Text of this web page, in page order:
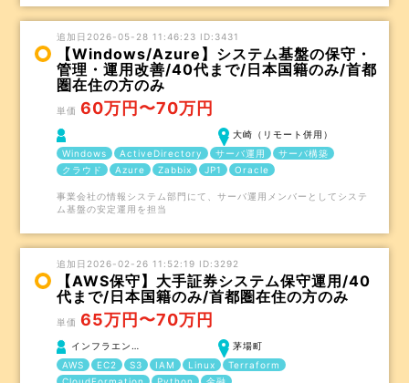
追加日2026-05-28 11:46:23 ID:3431
【Windows/Azure】システム基盤の保守・
管理・運用改善/40代まで/日本国籍のみ/首都
圏在住の方のみ
単価 60万円〜70万円
大崎（リモート併用）
Windows
ActiveDirectory サーバ運用
サーバ構築
クラウド
Azure Zabbix JP1 Oracle
事業会社の情報システム部門にて、サーバ運用メンバーとしてシステ
ム基盤の安定運用を担当
追加日2026-02-26 11:52:19 ID:3292
【AWS保守】大手証券システム保守運用/40
代まで/日本国籍のみ/首都圏在住の方のみ
単価 65万円〜70万円
インフラエン…
茅場町
AWS
EC2 S3 IAM Linux
Terraform